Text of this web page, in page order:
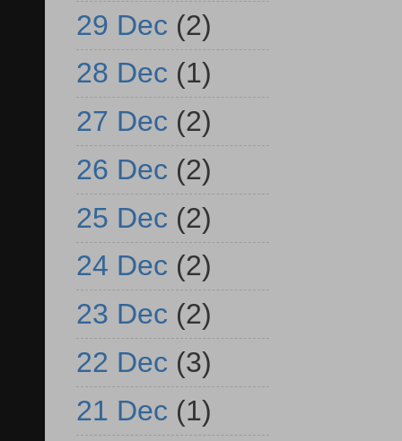
29 Dec (2)
28 Dec (1)
27 Dec (2)
26 Dec (2)
25 Dec (2)
24 Dec (2)
23 Dec (2)
22 Dec (3)
21 Dec (1)